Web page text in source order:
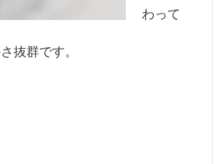
わって
抜群です。